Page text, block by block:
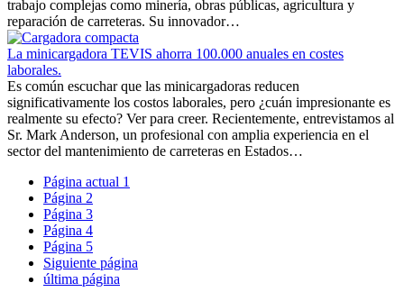
trabajo complejas como minería, obras públicas, agricultura y
reparación de carreteras. Su innovador…
La minicargadora TEVIS ahorra 100.000 anuales en costes
laborales.
Es común escuchar que las minicargadoras reducen
significativamente los costos laborales, pero ¿cuán impresionante es
realmente su efecto? Ver para creer. Recientemente, entrevistamos al
Sr. Mark Anderson, un profesional con amplia experiencia en el
sector del mantenimiento de carreteras en Estados…
Página actual 1
Página 2
Página 3
Página 4
Página 5
Siguiente página
última página